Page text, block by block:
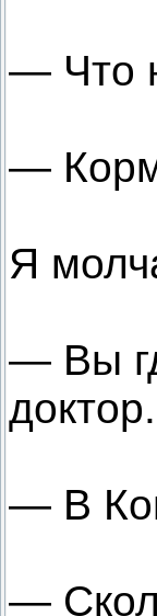
— Что
—
Я
— Вы
доктор.
— В
—